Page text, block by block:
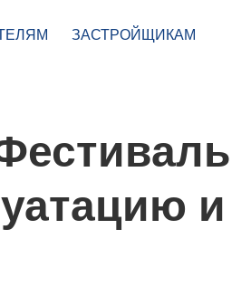
ЗАСТРОЙЩИКАМ
и